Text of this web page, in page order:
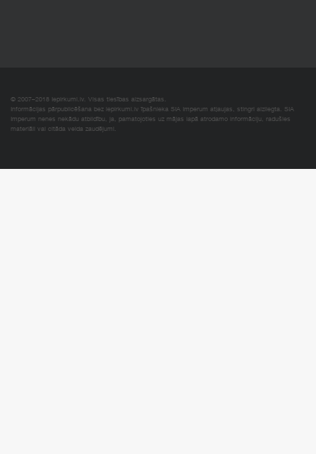
© 2007–2018 Iepirkumi.lv. Visas tiesības aizsargātas.
Informācijas pārpublicēšana bez iepirkumi.lv īpašnieka SIA Imperum atļaujas, stingri aizliegta. SIA
Imperum nenes nekādu atbildību, ja, pamatojoties uz mājas lapā atrodamo informāciju, radušies
materiāli vai citāda veida zaudējumi.